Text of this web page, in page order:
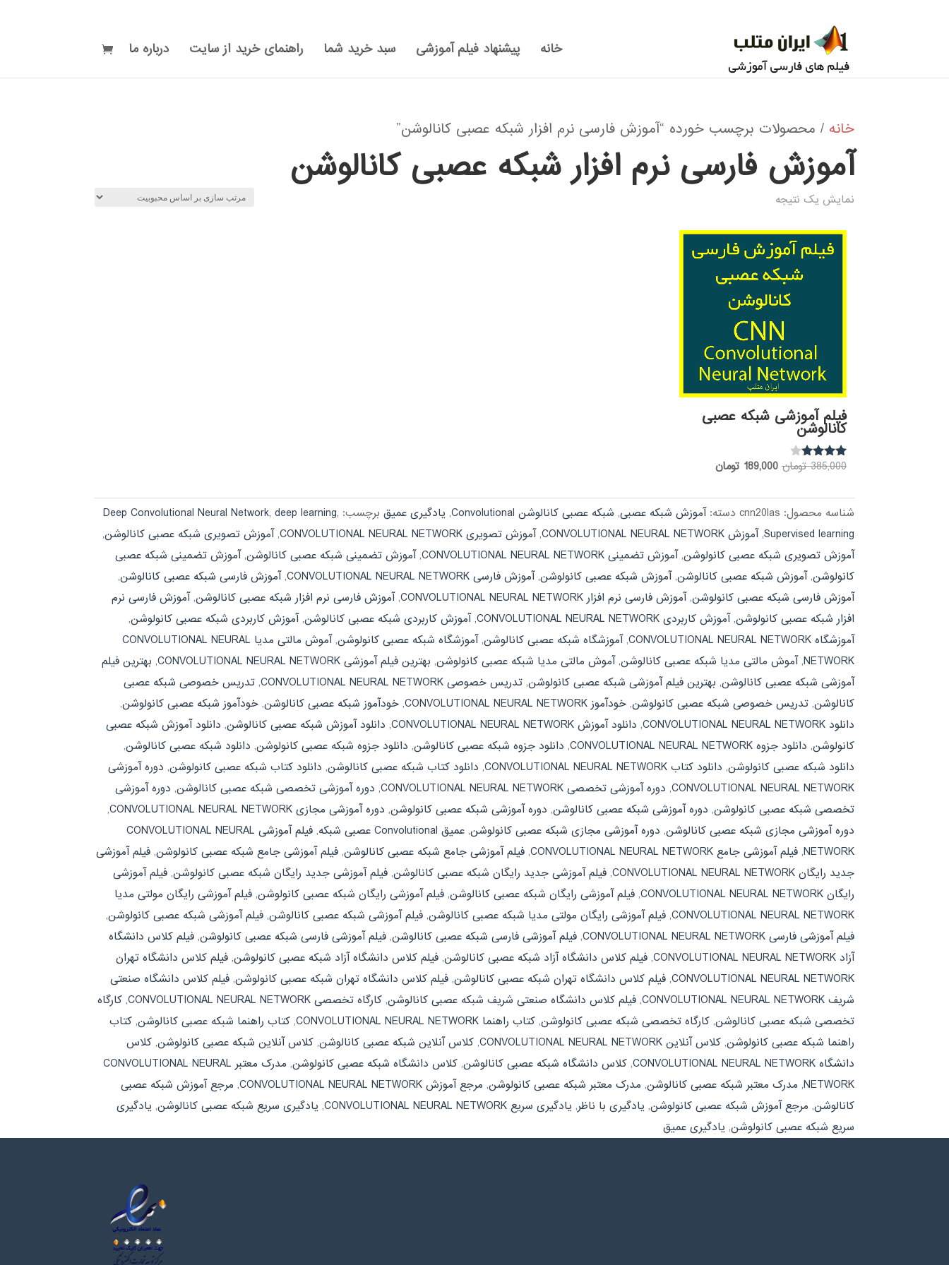
خانه پیشنهاد فیلم آموزشی سبد خرید شما راهنمای خرید از سایت درباره ما
خانه / محصولات برچسب خورده “آموزش فارسی نرم افزار شبکه عصبی کانالوشن”
آموزش فارسی نرم افزار شبکه عصبی کانالوشن
نمایش یک نتیجه
فیلم آموزشی شبکه عصبی
کانالوشن
نمره
385,000 تومان قیمت
385,000 تومان
بود.
189,000 تومان
189,000 تومان.
شناسه محصول: cnn20las دسته:آموزش شبکه عصبی, شبکه عصبی کانالوشن Convolutional , یادگیری عمیق برچسب: Deep Convolutional Neural Network, deep learning,
Supervised learning
,آموزش CONVOLUTIONAL NEURAL NETWORK ,آموزش تصویری CONVOLUTIONAL NEURAL NETWORK ,آموزش تصویری شبکه عصبی کانالوشن,
آموزش تصویری شبکه عصبی کانولوشن,آموزش تضمینی CONVOLUTIONAL NEURAL NETWORK ,آموزش تضمینی شبکه عصبی کانالوشن,آموزش تضمینی شبکه عصبی
کانولوشن,آموزش شبکه عصبی کانالوشن,آموزش شبکه عصبی کانولوشن,آموزش فارسی CONVOLUTIONAL NEURAL NETWORK ,آموزش فارسی شبکه عصبی کانالوشن,
آموزش فارسی شبکه عصبی کانولوشن,آموزش فارسی نرم افزار CONVOLUTIONAL NEURAL NETWORK ,آموزش فارسی نرم افزار شبکه عصبی کانالوشن,آموزش فارسی نرم
افزار شبکه عصبی کانولوشن,آموزش کاربردی CONVOLUTIONAL NEURAL NETWORK ,آموزش کاربردی شبکه عصبی کانالوشن,آموزش کاربردی شبکه عصبی کانولوشن,
آموزشگاه CONVOLUTIONAL NEURAL NETWORK
,آموزشگاه شبکه عصبی کانالوشن,آموزشگاه شبکه عصبی کانولوشن,
آموش مالتی مدیا CONVOLUTIONAL NEURAL
NETWORK
,آموش مالتی مدیا شبکه عصبی کانالوشن,آموش مالتی مدیا شبکه عصبی کانولوشن, بهترین فیلم آموزشی CONVOLUTIONAL NEURAL NETWORK , بهترین فیلم
آموزشی شبکه عصبی کانالوشن, بهترین فیلم آموزشی شبکه عصبی کانولوشن,تدریس خصوصی CONVOLUTIONAL NEURAL NETWORK ,تدریس خصوصی شبکه عصبی
کانالوشن,تدریس خصوصی شبکه عصبی کانولوشن,خودآموز CONVOLUTIONAL NEURAL NETWORK ,خودآموز شبکه عصبی کانالوشن,خودآموز شبکه عصبی کانولوشن,
دانلود CONVOLUTIONAL NEURAL NETWORK
, دانلود آموزش CONVOLUTIONAL NEURAL NETWORK , دانلود آموزش شبکه عصبی کانالوشن, دانلود آموزش شبکه عصبی
کانولوشن, دانلود جزوه CONVOLUTIONAL NEURAL NETWORK , دانلود جزوه شبکه عصبی کانالوشن, دانلود جزوه شبکه عصبی کانولوشن, دانلود شبکه عصبی کانالوشن,
دانلود شبکه عصبی کانولوشن, دانلود کتاب CONVOLUTIONAL NEURAL NETWORK , دانلود کتاب شبکه عصبی کانالوشن, دانلود کتاب شبکه عصبی کانولوشن, دوره آموزشی
CONVOLUTIONAL NEURAL NETWORK
, دوره آموزشی تخصصی CONVOLUTIONAL NEURAL NETWORK , دوره آموزشی تخصصی شبکه عصبی کانالوشن, دوره آموزشی
تخصصی شبکه عصبی کانولوشن, دوره آموزشی شبکه عصبی کانالوشن, دوره آموزشی شبکه عصبی کانولوشن, دوره آموزشی مجازی CONVOLUTIONAL NEURAL NETWORK
,
دوره آموزشی مجازی شبکه عصبی کانالوشن, دوره آموزشی مجازی شبکه عصبی کانولوشن,عمیق Convolutional عصبی شبکه ,
فیلم آموزشی CONVOLUTIONAL NEURAL
NETWORK
,فیلم آموزشی جامع CONVOLUTIONAL NEURAL NETWORK ,فیلم آموزشی جامع شبکه عصبی کانالوشن,فیلم آموزشی جامع شبکه عصبی کانولوشن,فیلم آموزشی
جدید رایگان CONVOLUTIONAL NEURAL NETWORK
,فیلم آموزشی جدید رایگان شبکه عصبی کانالوشن,فیلم آموزشی جدید رایگان شبکه عصبی کانولوشن,فیلم آموزشی
رایگان CONVOLUTIONAL NEURAL NETWORK
,فیلم آموزشی رایگان شبکه عصبی کانالوشن,فیلم آموزشی رایگان شبکه عصبی کانولوشن,فیلم آموزشی رایگان مولتی مدیا
CONVOLUTIONAL NEURAL NETWORK
,فیلم آموزشی رایگان مولتی مدیا شبکه عصبی کانالوشن,فیلم آموزشی شبکه عصبی کانالوشن,فیلم آموزشی شبکه عصبی کانولوشن,
فیلم آموزشی فارسی CONVOLUTIONAL NEURAL NETWORK
,فیلم آموزشی فارسی شبکه عصبی کانالوشن,فیلم آموزشی فارسی شبکه عصبی کانولوشن,فیلم کلاس دانشگاه
آزاد CONVOLUTIONAL NEURAL NETWORK
,فیلم کلاس دانشگاه آزاد شبکه عصبی کانالوشن,فیلم کلاس دانشگاه آزاد شبکه عصبی کانولوشن,فیلم کلاس دانشگاه تهران
CONVOLUTIONAL NEURAL NETWORK
,فیلم کلاس دانشگاه تهران شبکه عصبی کانالوشن,فیلم کلاس دانشگاه تهران شبکه عصبی کانولوشن,فیلم کلاس دانشگاه صنعتی
شریف CONVOLUTIONAL NEURAL NETWORK
,فیلم کلاس دانشگاه صنعتی شریف شبکه عصبی کانالوشن,کارگاه تخصصی CONVOLUTIONAL NEURAL NETWORK ,کارگاه
تخصصی شبکه عصبی کانالوشن,کارگاه تخصصی شبکه عصبی کانولوشن,کتاب راهنما CONVOLUTIONAL NEURAL NETWORK ,کتاب راهنما شبکه عصبی کانالوشن,کتاب
راهنما شبکه عصبی کانولوشن,کلاس آنلاین CONVOLUTIONAL NEURAL NETWORK ,کلاس آنلاین شبکه عصبی کانالوشن,کلاس آنلاین شبکه عصبی کانولوشن,کلاس
دانشگاه CONVOLUTIONAL NEURAL NETWORK
,کلاس دانشگاه شبکه عصبی کانالوشن,کلاس دانشگاه شبکه عصبی کانولوشن,
مدرک معتبر CONVOLUTIONAL NEURAL
NETWORK
, مدرک معتبر شبکه عصبی کانالوشن, مدرک معتبر شبکه عصبی کانولوشن, مرجع آموزش CONVOLUTIONAL NEURAL NETWORK , مرجع آموزش شبکه عصبی
کانالوشن, مرجع آموزش شبکه عصبی کانولوشن, یادگیری با ناظر, یادگیری سریع CONVOLUTIONAL NEURAL NETWORK , یادگیری سریع شبکه عصبی کانالوشن, یادگیری
سریع شبکه عصبی کانولوشن, یادگیری عمیق